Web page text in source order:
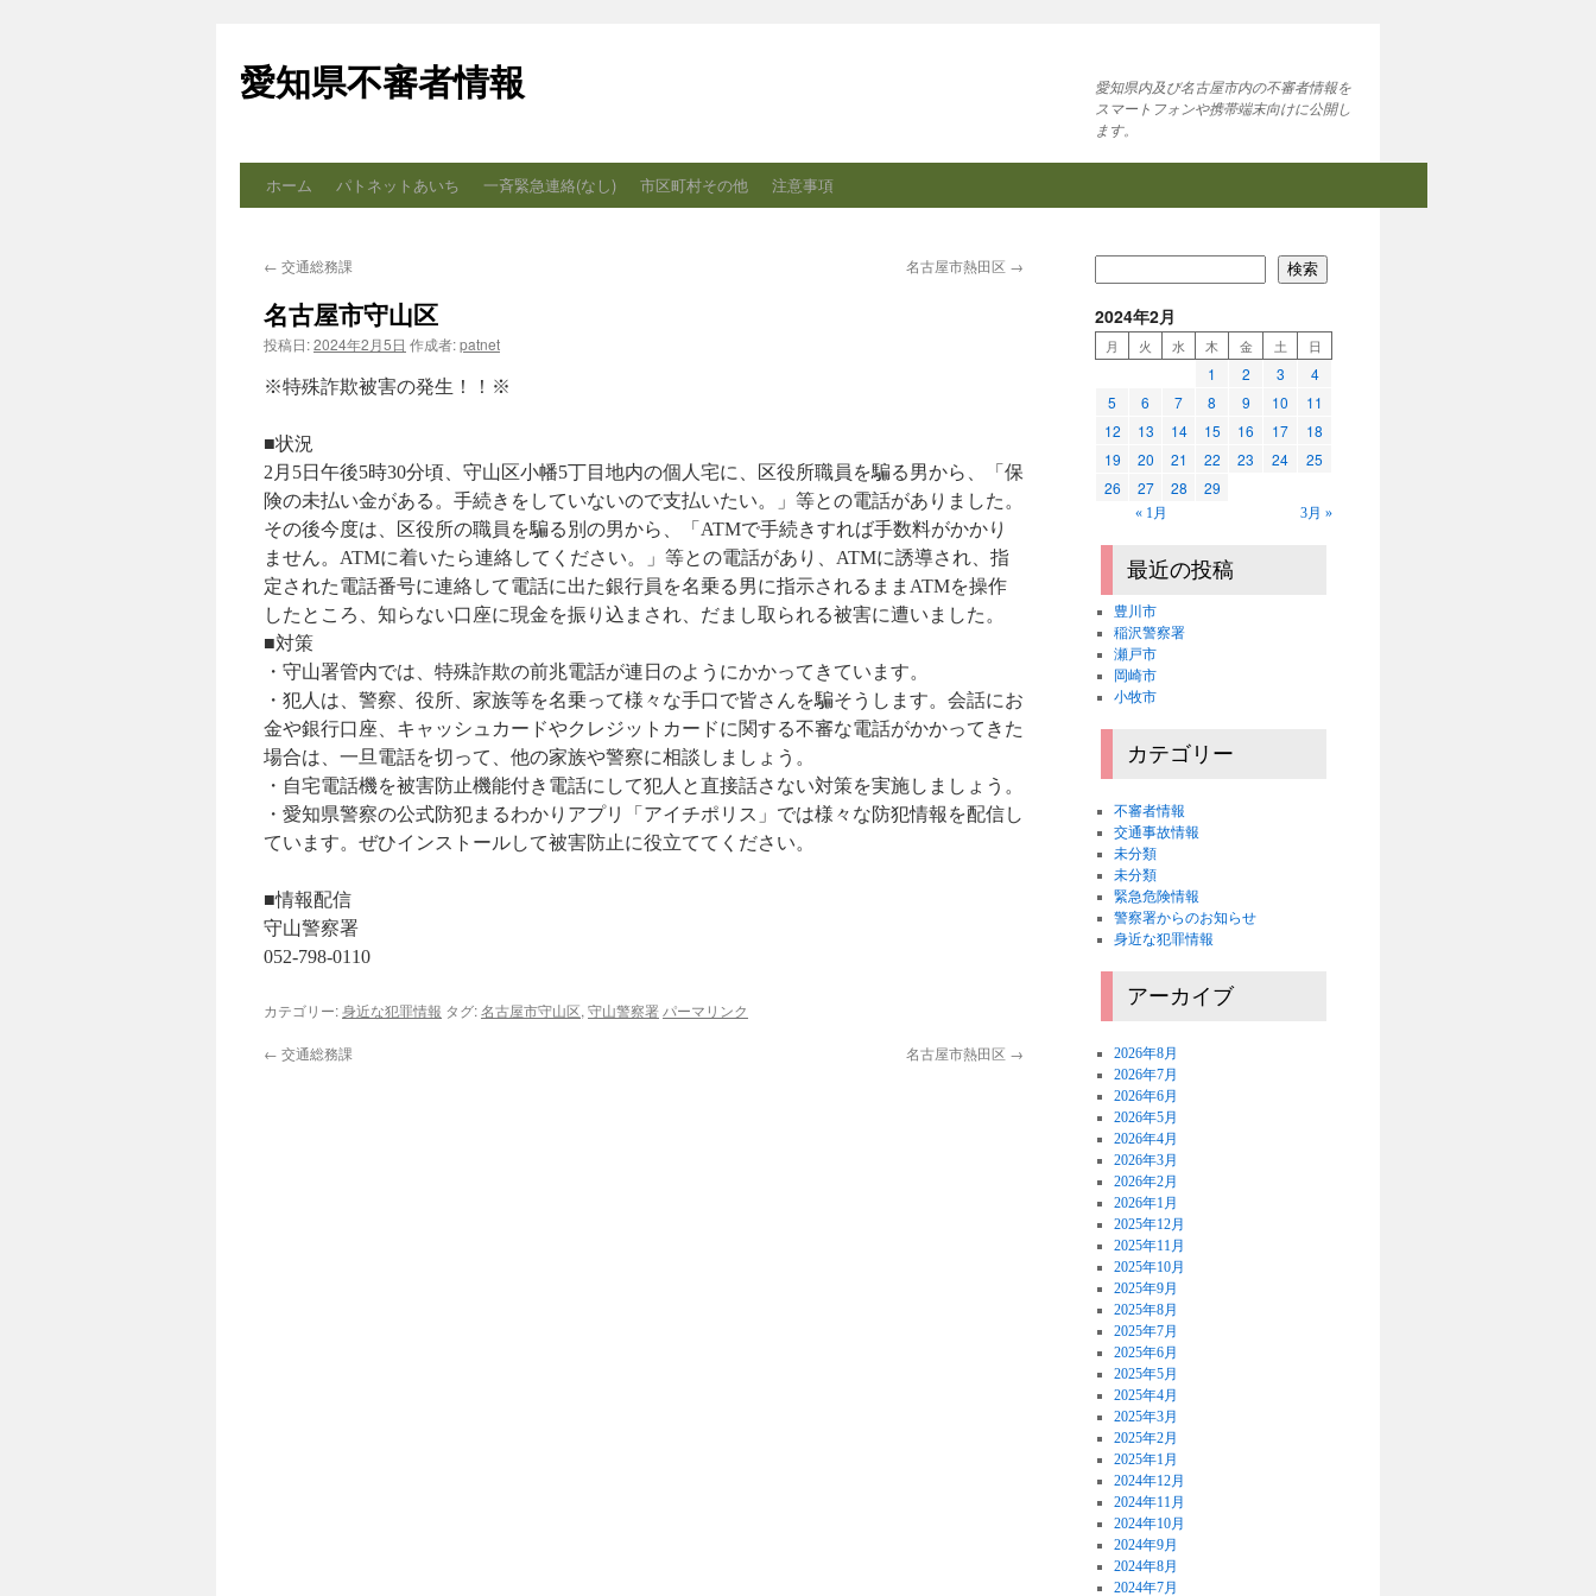
テ
ン
ス
ッ
愛知県不審者情報
愛知県内及び名古屋市内の不審者情報を
スマートフォンや携帯端末向けに公開し
ます。
ホーム パトネットあいち 一斉緊急連絡(なし) 市区町村その他 注意事項
← 交通総務課 名古屋市熱田区 →
名古屋市守山区
投稿日:2024年2月5日 作成者:patnet
※特殊詐欺被害の発生！！※
■状況
2月5日午後5時30分頃、守山区小幡5丁目地内の個人宅に、区役所職員を騙る男から、「保
険の未払い金がある。手続きをしていないので支払いたい。」等との電話がありました。
その後今度は、区役所の職員を騙る別の男から、「ATMで手続きすれば手数料がかかり
ません。ATMに着いたら連絡してください。」等との電話があり、ATMに誘導され、指
定された電話番号に連絡して電話に出た銀行員を名乗る男に指示されるままATMを操作
したところ、知らない口座に現金を振り込まされ、だまし取られる被害に遭いました。
■対策
・守山署管内では、特殊詐欺の前兆電話が連日のようにかかってきています。
・犯人は、警察、役所、家族等を名乗って様々な手口で皆さんを騙そうします。会話にお
金や銀行口座、キャッシュカードやクレジットカードに関する不審な電話がかかってきた
場合は、一旦電話を切って、他の家族や警察に相談しましょう。
・自宅電話機を被害防止機能付き電話にして犯人と直接話さない対策を実施しましょう。
・愛知県警察の公式防犯まるわかりアプリ「アイチポリス」では様々な防犯情報を配信し
ています。ぜひインストールして被害防止に役立ててください。
■情報配信
守山警察署
052-798-0110
カテゴリー:身近な犯罪情報 タグ:名古屋市守山区, 守山警察署 パーマリンク
← 交通総務課 名古屋市熱田区 →
検索
2024年2月
月 火 水 木 金 土 日
1 2 3
4
5
6 7 8 9 10
11
12
13 14 15 16 17
18
19
20 21 22 23 24
25
26
27 28 29
« 1月 3月 »
最近の投稿
豊川市
稲沢警察署
瀬戸市
岡崎市
小牧市
カテゴリー
不審者情報
交通事故情報
未分類
未分類
緊急危険情報
警察署からのお知らせ
身近な犯罪情報
アーカイブ
2026年8月
2026年7月
2026年6月
2026年5月
2026年4月
2026年3月
2026年2月
2026年1月
2025年12月
2025年11月
2025年10月
2025年9月
2025年8月
2025年7月
2025年6月
2025年5月
2025年4月
2025年3月
2025年2月
2025年1月
2024年12月
2024年11月
2024年10月
2024年9月
2024年8月
2024年7月